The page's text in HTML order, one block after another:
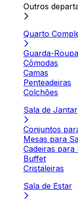
Outros
Quarto
Guarda-
Cômodas
Camas
Penteadeiras
Colchões
Sala de Jantar
Conjuntos
Mesas para
Cadeiras
Buffet
Cristaleiras
Sala de Estar